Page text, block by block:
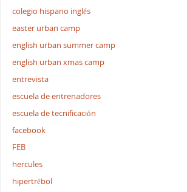
colegio hispano inglés
easter urban camp
english urban summer camp
english urban xmas camp
entrevista
escuela de entrenadores
escuela de tecnificación
facebook
FEB
hercules
hipertrébol